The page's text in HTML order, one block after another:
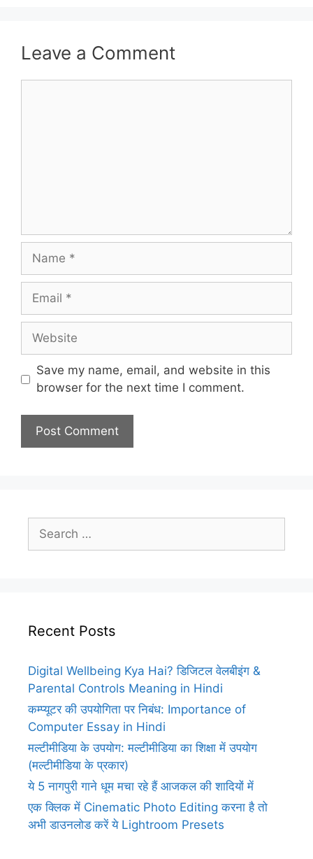
Leave a Comment
Name
Email
Website
Save my name, email, and website in this
browser for the next time I comment.
for:
Recent Posts
Digital Wellbeing Kya Hai? डिजिटल वेलबीइंग &
Parental Controls Meaning in Hindi
कम्प्यूटर की उपयोगिता पर निबंध: Importance of
Computer Essay in Hindi
मल्टीमीडिया के उपयोग: मल्टीमीडिया का शिक्षा में उपयोग
(मल्टीमीडिया के प्रकार)
ये 5 नागपुरी गाने धूम मचा रहे हैं आजकल की शादियों में
एक क्लिक में Cinematic Photo Editing करना है तो
अभी डाउनलोड करें ये Lightroom Presets